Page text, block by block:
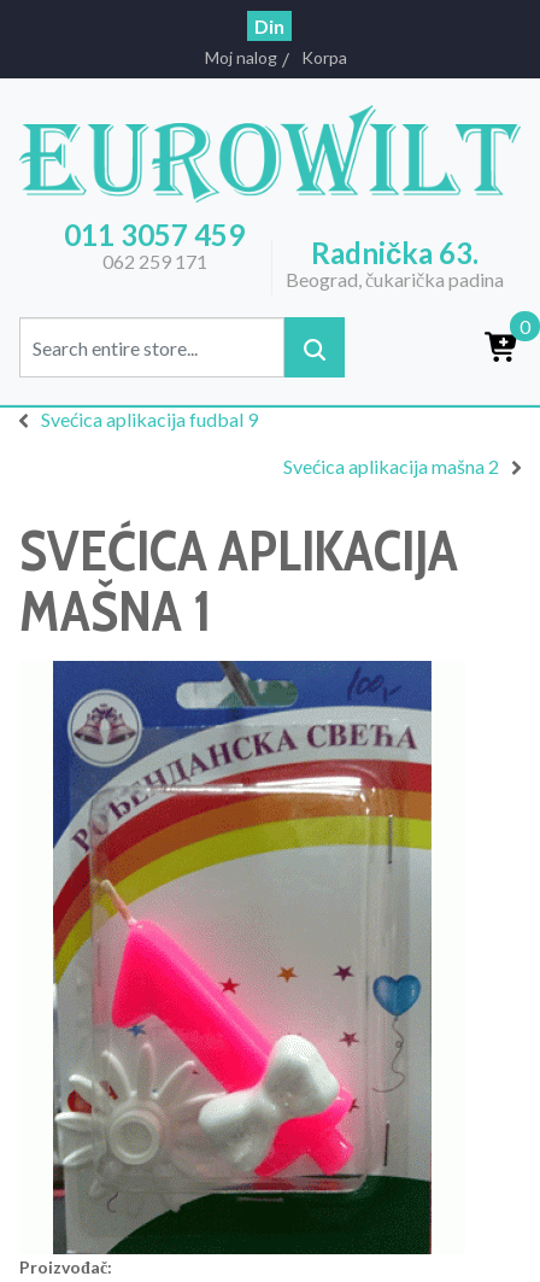
Din
Moj nalog Korpa
011 3057 459
062 259 171 Radnička 63.
Beograd, čukarička padina
0
Svećica aplikacija fudbal 9
Svećica aplikacija mašna 2
SVEĆICA APLIKACIJA
MAŠNA 1
Proizvođač: